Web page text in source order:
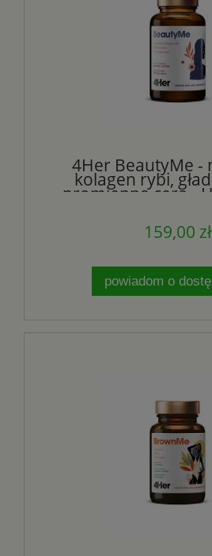
4Her BeautyMe -
kolagen rybi,
promienna cera -
159,00 zł
powiadom o